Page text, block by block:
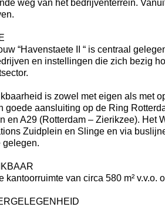
weg van het bedrijventerrein.
“Havenstaete II “ is centraal
en instellingen die zich bezig
is zowel met eigen als met
goede aansluiting op de Ring
en A29 (Rotterdam – Zierikzee). Het
Zuidplein en Slinge en via
gelegen.
kantoorruimte van circa 580 m²